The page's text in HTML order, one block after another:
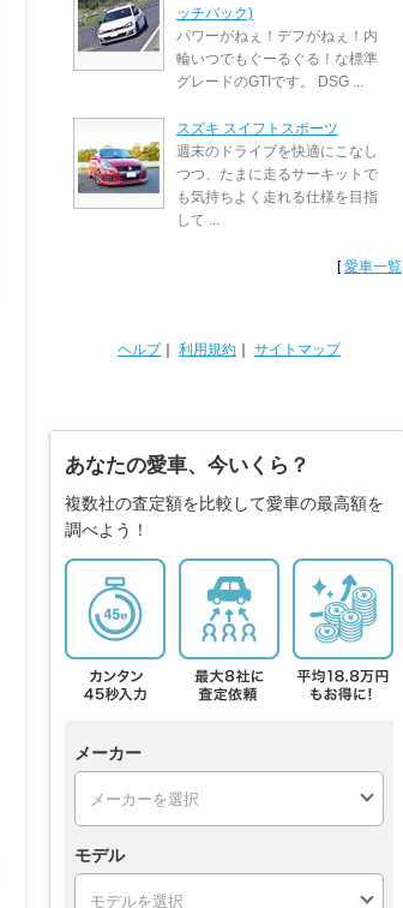
ッチバック)
パワーがねぇ！デフがねぇ！内
輪いつでもぐーるぐる！な標準
グレードのGTIです。 DSG ...
スズキ スイフトスポーツ
週末のドライブを快適にこなし
つつ、たまに走るサーキットで
も気持ちよく走れる仕様を目指
して ...
[愛車一覧
ヘルプ｜ 利用規約 サイトマップ
あなたの愛車、今いくら？
複数社の査定額を比較して愛車の最高額を
調べよう！
メーカー
モデル